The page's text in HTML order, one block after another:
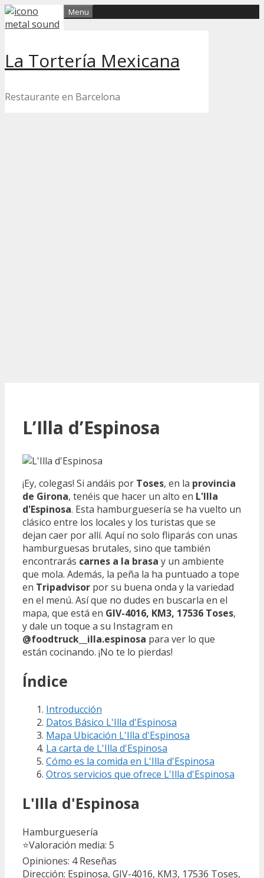
Skip
to
La Tortería Mexicana
Restaurante en Barcelona
Menu
L’Illa d’Espinosa
¡Ey, colegas! Si andáis por Toses, en la provincia
de Girona, tenéis que hacer un alto en L'Illa
d'Espinosa. Esta hamburguesería se ha vuelto un
clásico entre los locales y los turistas que se
dejan caer por allí. Aquí no solo fliparás con unas
hamburguesas brutales, sino que también
encontrarás carnes a la brasa y un ambiente
que mola. Además, la peña la ha puntuado a tope
en Tripadvisor por su buena onda y la variedad
en el menú. Así que no dudes en buscarla en el
mapa, que está en GIV-4016, KM3, 17536 Toses,
y dale un toque a su Instagram en
@foodtruck__illa.espinosa para ver lo que
están cocinando. ¡No te lo pierdas!
Índice
Introducción
Datos Básico L'Illa d'Espinosa
Mapa Ubicación L'Illa d'Espinosa
La carta de L'Illa d'Espinosa
Cómo es la comida en L'Illa d'Espinosa
Otros servicios que ofrece L'Illa d'Espinosa
L'Illa d'Espinosa
Hamburguesería
⭐Valoración media: 5
Opiniones: 4Reseñas
Dirección: Espinosa, GIV-4016, KM3, 17536 Toses,